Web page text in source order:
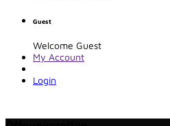
Guest
Welcome Guest
My Account
Login